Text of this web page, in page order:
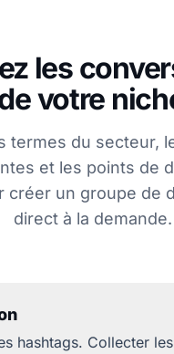
les
votre
termes du secteur,
et les points de
créer un groupe de
direct à la demande.
hashtags. Collecter